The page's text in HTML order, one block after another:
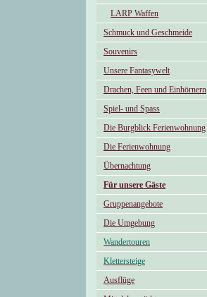
LARP Waffen
Schmuck und Geschmeide
Souvenirs
Unsere Fantasywelt
Drachen, Feen und Einhörnern
Spiel- und Spass
Die Burgblick Ferienwohnung
Die Ferienwohnung
Übernachtung
Für unsere Gäste
Gruppenangebote
Die Umgebung
Wandertouren
Klettersteige
Ausflüge